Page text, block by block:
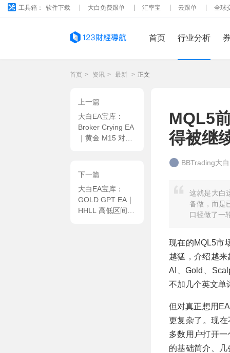
工具箱： 软件下载 大白免费跟单 汇率宝 云跟单 全球
首页 行业分析
首页 > 资讯 > 最新 > 正文
上一篇
大白EA宝库：
Broker Crying EA
｜黄金 M15 对冲
态通道点位测算交
下一篇
大白EA宝库：
GOLD GPT EA｜
HHLL 高低区间突
MQL5
得被继
BBTrading大
这就是大白
备做，而是
口径做了一
现在的MQL5市
越猛，介绍越
AI、Gold、
不加几个英文单
但对真正想用
更复杂了。现
多数用户打开
的基础简介、